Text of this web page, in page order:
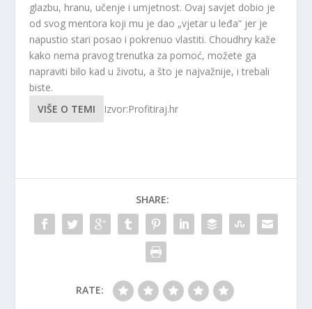
glazbu, hranu, učenje i umjetnost. Ovaj savjet dobio je
od svog mentora koji mu je dao „vjetar u leđa“ jer je
napustio stari posao i pokrenuo vlastiti. Choudhry kaže
kako nema pravog trenutka za pomoć, možete ga
napraviti bilo kad u životu, a što je najvažnije, i trebali
biste.
VIŠE O TEMI
Izvor:Profitiraj.hr
SHARE:
RATE: